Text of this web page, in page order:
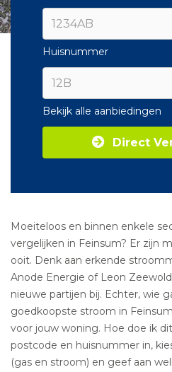
Huisnummer
Bekijk alle aanbiedingen
Direct
Moeiteloos en binnen enkele
vergelijken in Feinsum? Er zijn
ooit. Denk aan erkende
Anode Energie of Leon
nieuwe partijen bij. Echter, wie
goedkoopste stroom in
voor jouw woning. Hoe doe ik
postcode en huisnummer in,
(gas en stroom) en geef aan